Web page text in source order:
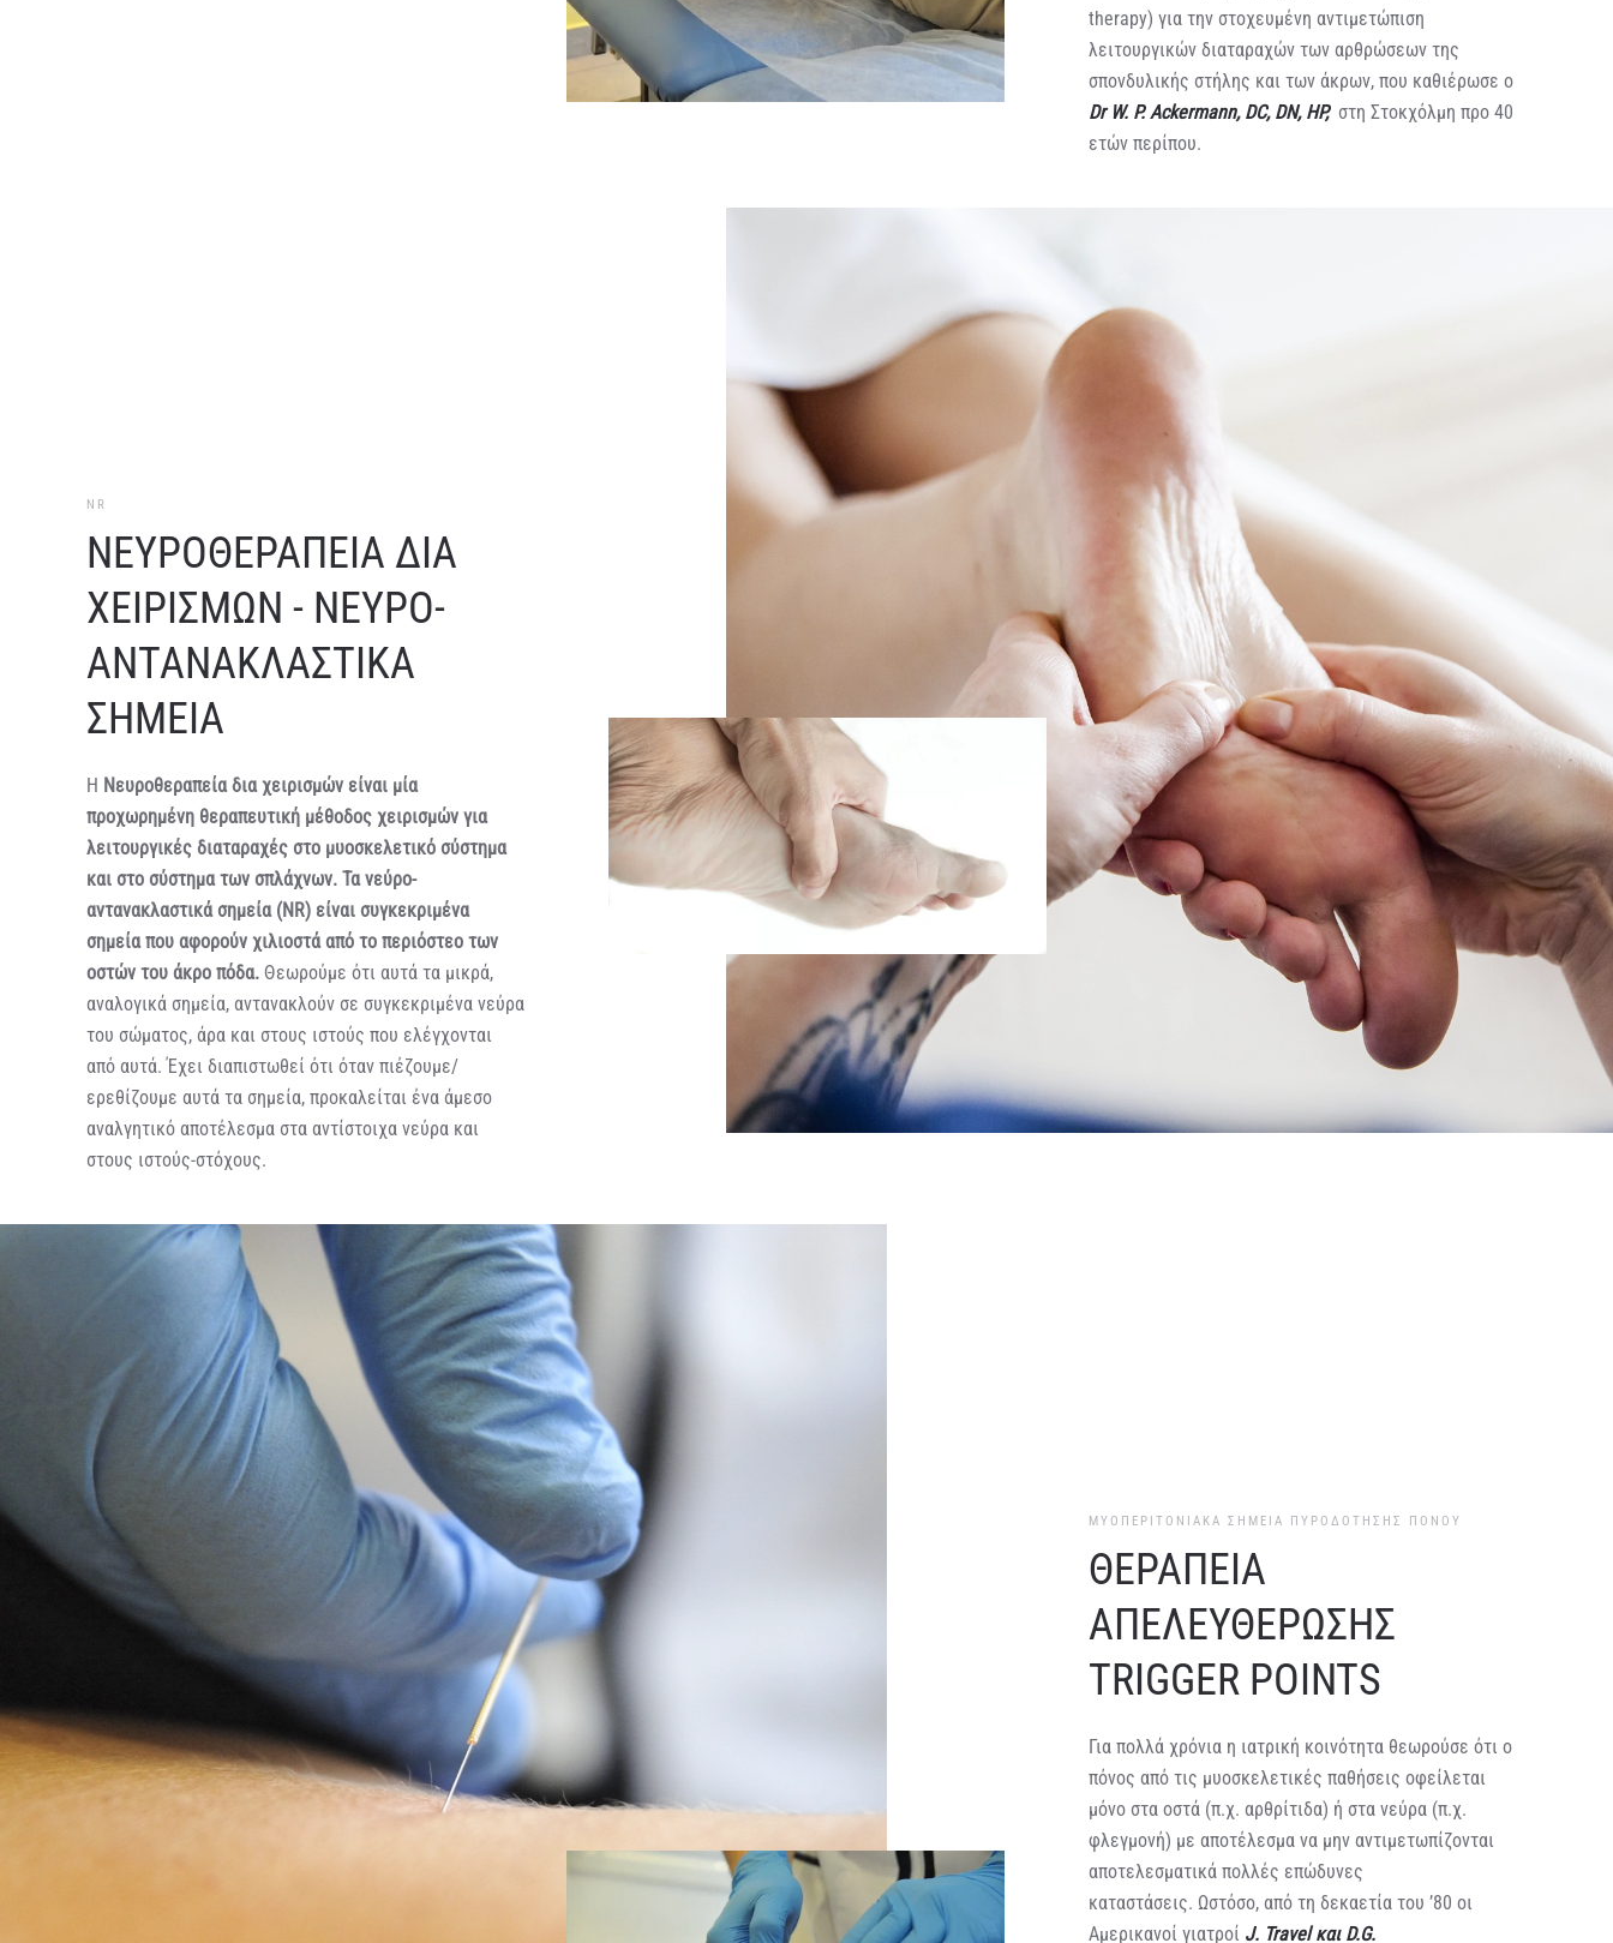
therapy) για την στοχευμένη αντιμετώπιση
λειτουργικών διαταραχών των αρθρώσεων της
σπονδυλικής στήλης και των άκρων, που καθιέρωσε ο
Dr W. P. Ackermann, DC, DN, HP,στη Στοκχόλμη προ 40
ετών περίπου.
NR
ΝΕΥΡΟΘΕΡΑΠΕΙΑ ΔΙΑ
ΧΕΙΡΙΣΜΩΝ - ΝΕΥΡΟ-
ΑΝΤΑΝΑΚΛΑΣΤΙΚΑ
ΣΗΜΕΙΑ
Η Νευροθεραπεία δια χειρισμών είναι μία
προχωρημένη θεραπευτική μέθοδος χειρισμών για
λειτουργικές διαταραχές στο μυοσκελετικό σύστημα
και στο σύστημα των σπλάχνων. Τα νεύρο-
αντανακλαστικά σημεία (NR) είναι συγκεκριμένα
σημεία που αφορούν χιλιοστά από το περιόστεο των
οστών του άκρο πόδα. Θεωρούμε ότι αυτά τα μικρά,
αναλογικά σημεία, αντανακλούν σε συγκεκριμένα νεύρα
του σώματος, άρα και στους ιστούς που ελέγχονται
από αυτά. Έχει διαπιστωθεί ότι όταν πιέζουμε/
ερεθίζουμε αυτά τα σημεία, προκαλείται ένα άμεσο
αναλγητικό αποτέλεσμα στα αντίστοιχα νεύρα και
στους ιστούς-στόχους.
ΜΥΟΠΕΡΙΤΟΝΙΑΚΑ ΣΗΜΕΙΑ ΠΥΡΟΔΟΤΗΣΗΣ ΠΟΝΟΥ
ΘΕΡΑΠΕΙΑ
ΑΠΕΛΕΥΘΕΡΩΣΗΣ
TRIGGER POINTS
Για πολλά χρόνια η ιατρική κοινότητα θεωρούσε ότι ο
πόνος από τις μυοσκελετικές παθήσεις οφείλεται
μόνο στα οστά (π.χ. αρθρίτιδα) ή στα νεύρα (π.χ.
φλεγμονή) με αποτέλεσμα να μην αντιμετωπίζονται
αποτελεσματικά πολλές επώδυνες
καταστάσεις. Ωστόσο, από τη δεκαετία του ’80 οι
Αμερικανοί γιατροί J. Travel και D.G.